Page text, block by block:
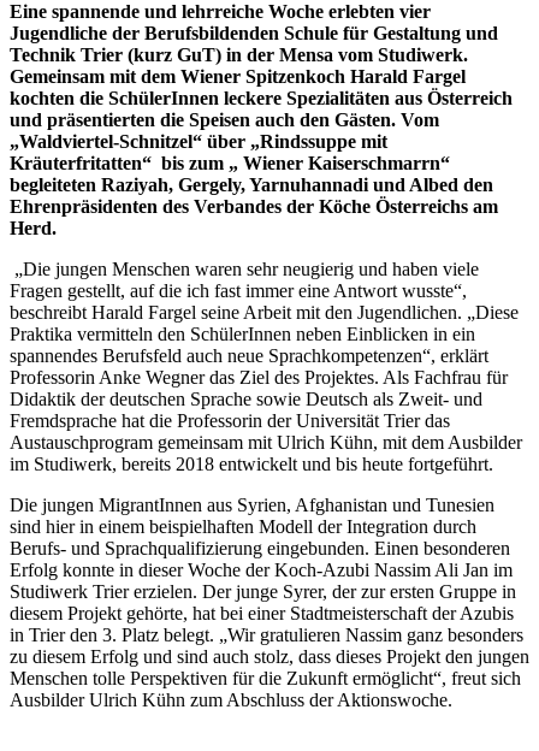
Eine spannende und lehrreiche Woche erlebten vier
Jugendliche der Berufsbildenden Schule für Gestaltung und
Technik Trier (kurz GuT) in der Mensa vom Studiwerk.
Gemeinsam mit dem Wiener Spitzenkoch Harald Fargel
kochten die SchülerInnen leckere Spezialitäten aus Österreich
und präsentierten die Speisen auch den Gästen. Vom
„Waldviertel-Schnitzel“ über „Rindssuppe mit
Kräuterfritatten“ bis zum „ Wiener Kaiserschmarrn“
begleiteten Raziyah, Gergely, Yarnuhannadi und Albed den
Ehrenpräsidenten des Verbandes der Köche Österreichs am
Herd.
„Die jungen Menschen waren sehr neugierig und haben viele
Fragen gestellt, auf die ich fast immer eine Antwort wusste“,
beschreibt Harald Fargel seine Arbeit mit den Jugendlichen. „Diese
Praktika vermitteln den SchülerInnen neben Einblicken in ein
spannendes Berufsfeld auch neue Sprachkompetenzen“, erklärt
Professorin Anke Wegner das Ziel des Projektes. Als Fachfrau für
Didaktik der deutschen Sprache sowie Deutsch als Zweit- und
Fremdsprache hat die Professorin der Universität Trier das
Austauschprogram gemeinsam mit Ulrich Kühn, mit dem Ausbilder
im Studiwerk, bereits 2018 entwickelt und bis heute fortgeführt.
Die jungen MigrantInnen aus Syrien, Afghanistan und Tunesien
sind hier in einem beispielhaften Modell der Integration durch
Berufs- und Sprachqualifizierung eingebunden. Einen besonderen
Erfolg konnte in dieser Woche der Koch-Azubi Nassim Ali Jan im
Studiwerk Trier erzielen. Der junge Syrer, der zur ersten Gruppe in
diesem Projekt gehörte, hat bei einer Stadtmeisterschaft der Azubis
in Trier den 3. Platz belegt. „Wir gratulieren Nassim ganz besonders
zu diesem Erfolg und sind auch stolz, dass dieses Projekt den jungen
Menschen tolle Perspektiven für die Zukunft ermöglicht“, freut sich
Ausbilder Ulrich Kühn zum Abschluss der Aktionswoche.